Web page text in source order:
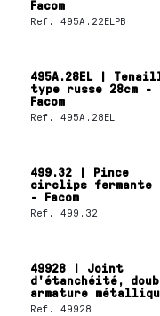
Facom
Ref.495A.22ELPB
495A.28EL |
type russe 28cm -
Facom
Ref.495A.28EL
499.32 | Pince
circlips fermante
- Facom
Ref.499.32
49928 | Joint
d'étanchéité,
armature
lèvre SKF Wave
Ref.49928